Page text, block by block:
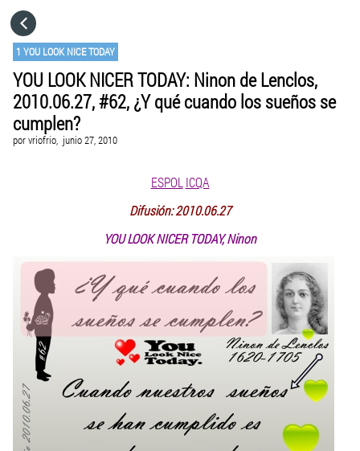
1 YOU LOOK NICE TODAY
YOU LOOK NICER TODAY: Ninon de Lenclos,
2010.06.27, #62, ¿Y qué cuando los sueños se
cumplen?
porvriofrio, junio 27, 2010
ESPOL ICQA
Difusión: 2010.06.27
YOU LOOK NICER TODAY, Ninon
CATEGORÍAS
VISITA EL SITIO WEB